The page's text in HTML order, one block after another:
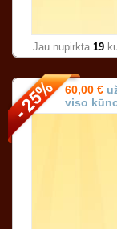
Jau nupirkta 19
60,00 €
viso